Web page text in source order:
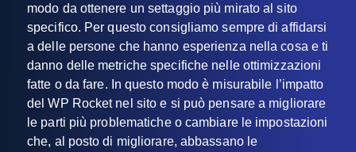
modo da ottenere un settaggio più mirato al sito
specifico. Per questo consigliamo sempre di affidarsi
a delle persone che hanno esperienza nella cosa e ti
danno delle metriche specifiche nelle ottimizzazioni
fatte o da fare. In questo modo è misurabile l’impatto
del WP Rocket nel sito e si può pensare a migliorare
le parti più problematiche o cambiare le impostazioni
che, al posto di migliorare, abbassano le